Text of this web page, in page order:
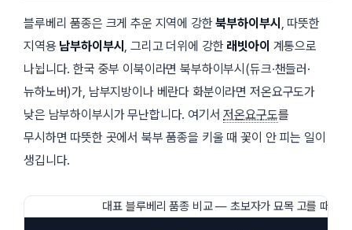
블루베리 품종은 크게 추운 지역에 강한북부하이부시 , 따뜻한
지역용 남부하이부시 , 그리고 더위에 강한 래빗아이 계통으로
나뉩니다. 한국 중부 이북이라면 북부하이부시(듀크·챈들러·
뉴하노버)가, 남부지방이나 베란다 화분이라면 저온요구도가
낮은 남부하이부시가 무난합니다. 여기서저온요구도를
무시하면 따뜻한 곳에서 북부 품종을 키울 때 꽃이 안 피는 일이
생깁니다.
대표 블루베리 품종 비교 — 초보자가 묘목 고를 때 기